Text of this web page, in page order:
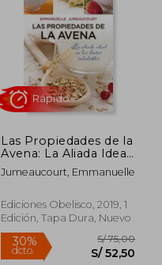
55%
dcto.
Las Propiedades de la
Avena: La Aliada Ideal
en las Dietas
Saludables
Jumeaucourt, Emmanuelle
Ediciones Obelisco, 2019, 1
Edición, Tapa Dura, Nuevo